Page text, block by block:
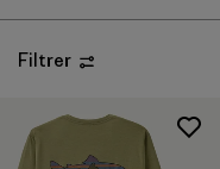
Filtrer